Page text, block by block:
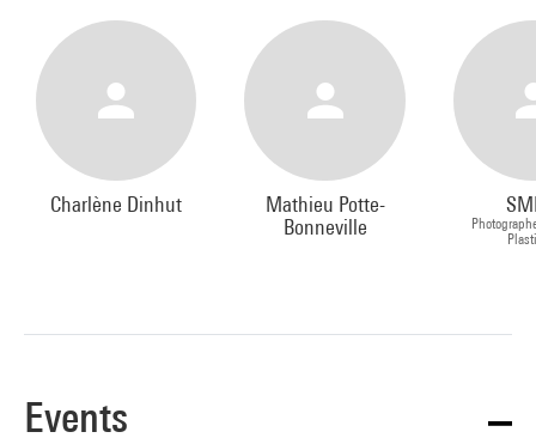
Charlène Dinhut
Mathieu Potte-
Bonneville
Events